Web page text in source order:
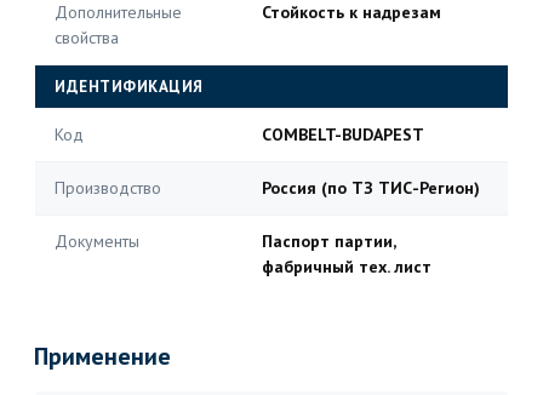
Дополнительные
свойства
Стойкость к надрезам
ИДЕНТИФИКАЦИЯ
Код COMBELT-BUDAPEST
Производство Россия (по ТЗ ТИС-Регион)
Документы
Паспорт партии,
фабричный тех. лист
Применение